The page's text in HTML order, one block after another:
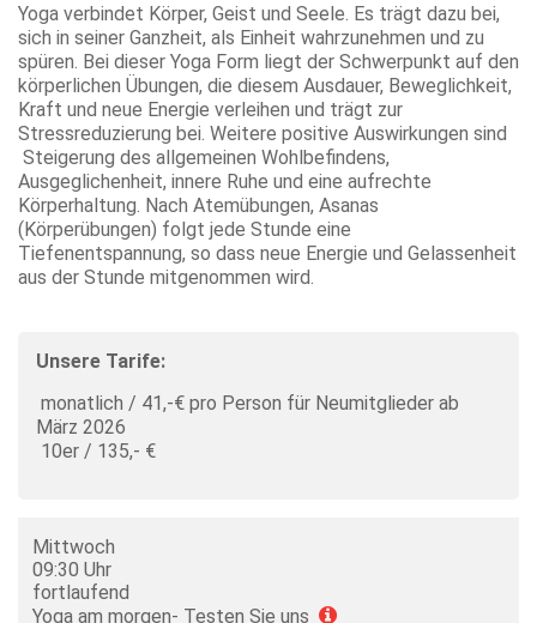
Yoga verbindet Körper, Geist und Seele. Es trägt dazu bei,
sich in seiner Ganzheit, als Einheit wahrzunehmen und zu
spüren. Bei dieser Yoga Form liegt der Schwerpunkt auf den
körperlichen Übungen, die diesem Ausdauer, Beweglichkeit,
Kraft und neue Energie verleihen und trägt zur
Stressreduzierung bei. Weitere positive Auswirkungen sind
Steigerung des allgemeinen Wohlbefindens,
Ausgeglichenheit, innere Ruhe und eine aufrechte
Körperhaltung. Nach Atemübungen, Asanas
(Körperübungen) folgt jede Stunde eine
Tiefenentspannung, so dass neue Energie und Gelassenheit
aus der Stunde mitgenommen wird.
Unsere Tarife:
monatlich / 41,-€ pro Person für Neumitglieder ab
März 2026
10er / 135,- €
Mittwoch
09:30 Uhr
fortlaufend
Yoga am morgen- Testen Sie uns